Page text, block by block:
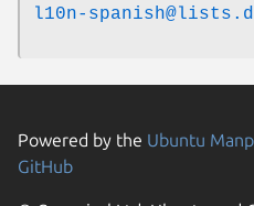
l10n-
Powered by the Ubuntu
GitHub